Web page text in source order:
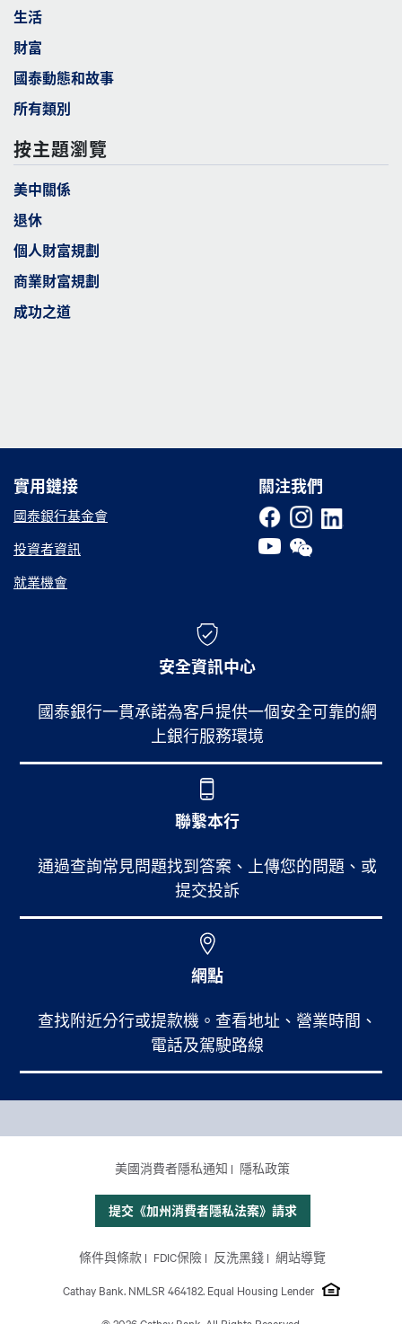
生活
財富
國泰動態和故事
所有類別
按主題瀏覽
美中關係
退休
個人財富規劃
商業財富規劃
成功之道
關注我們
實用鏈接
實用鏈接
國泰銀行基金會
投資者資訊
就業機會
安全資訊中心
國泰銀行一貫承諾為客戶提供一個安全可靠的網
上銀行服務環境
聯繫本行
通過查詢常見問題找到答案、上傳您的問題、或
提交投訴
網點
查找附近分行或提款機。查看地址、營業時間、
電話及駕駛路線
個人銀行
美國消費者隱私通知 隱私政策
提交《加州消費者隱私法案》請求
Footer Site Map
條件與條款 FDIC保險 反洗黑錢 網站導覽
Cathay Bank. NMLSR 464182. Equal Housing Lender